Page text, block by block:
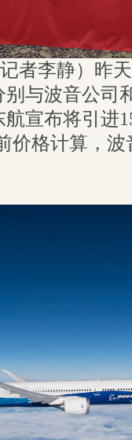
者李静）昨
与波音公司
宣布将引进
价格计算，